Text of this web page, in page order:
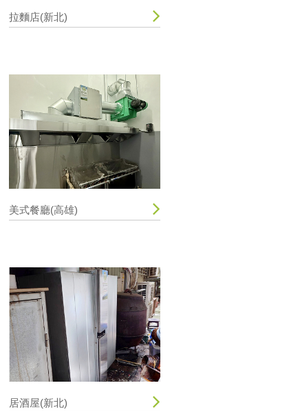
拉麵店(新北)
美式餐廳(高雄)
居酒屋(新北)